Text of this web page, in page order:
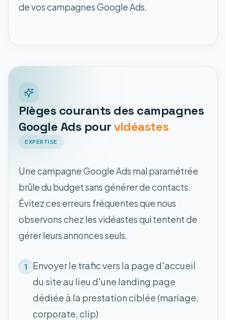
de vos campagnes Google Ads.
Pièges courants des campagnes
Google Ads pour vidéastes
EXPERTISE
Une campagne Google Ads mal paramétrée
brûle du budget sans générer de contacts.
Évitez ces erreurs fréquentes que nous
observons chez les vidéastes qui tentent de
gérer leurs annonces seuls.
1
Envoyer le trafic vers la page d'accueil
du site au lieu d'une landing page
dédiée à la prestation ciblée (mariage,
corporate, clip)